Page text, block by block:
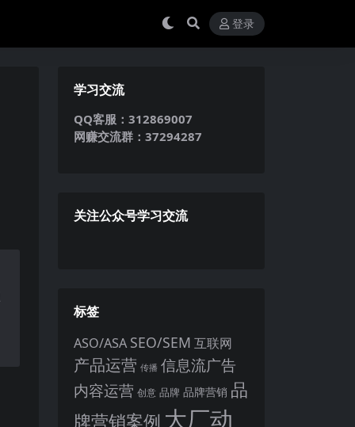
登录
学习交流
QQ客服：312869007
网赚交流群：37294287
关注公众号学习交流
标签
ASO/ASA SEO/SEM 互联网
产品运营 传播 信息流广告
内容运营 创意 品牌 品牌营销 品
牌营销案例 大厂动